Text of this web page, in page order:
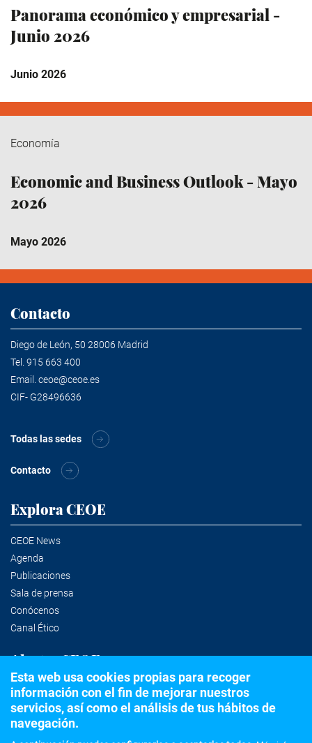
Panorama económico y empresarial -
Junio 2026
Junio 2026
Economía
Economic and Business Outlook - Mayo
2026
Mayo 2026
Contacto
Diego de León, 50 28006 Madrid
Tel. 915 663 400
Email. ceoe@ceoe.es
CIF- G28496636
Todas las sedes
Contacto
Explora CEOE
CEOE News
Agenda
Publicaciones
Sala de prensa
Conócenos
Canal Ético
Alertas CEOE
Suscríbete a la newsletter
Esta web usa cookies propias para recoger
información con el fin de mejorar nuestros
servicios, así como el análisis de tus hábitos de
navegación.